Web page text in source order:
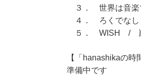
３． 世界は音
４． ろくでな
５． WISH /
【「hanashikaの時
準備中です